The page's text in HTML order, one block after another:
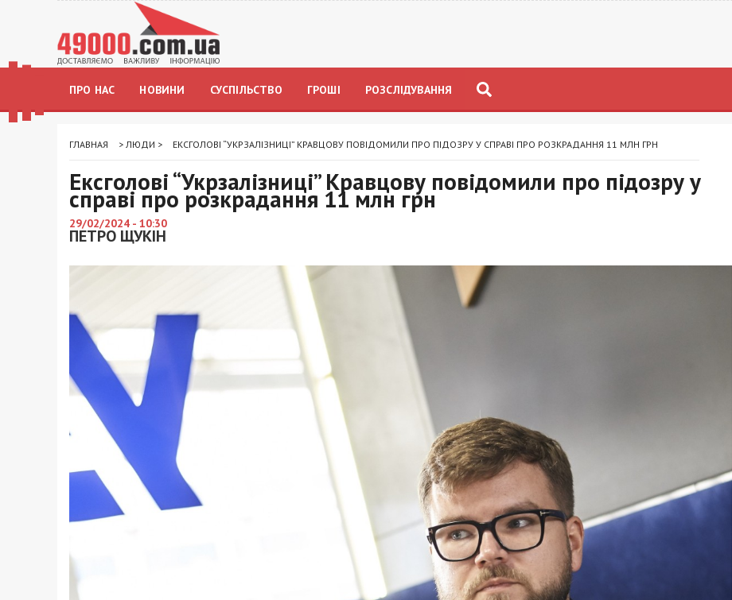
ПРО НАС НОВИНИ СУСПІЛЬСТВО ГРОШІ РОЗСЛІДУВАННЯ
ГЛАВНАЯ > ЛЮДИ > ЕКСГОЛОВІ “УКРЗАЛІЗНИЦІ” КРАВЦОВУ ПОВІДОМИЛИ ПРО ПІДОЗРУ У СПРАВІ ПРО РОЗКРАДАННЯ 11 МЛН ГРН
Ексголові “Укрзалізниці” Кравцову повідомили про підозру у
справі про розкрадання 11 млн грн
29/02/2024 - 10:30
ПЕТРО ЩУКІН